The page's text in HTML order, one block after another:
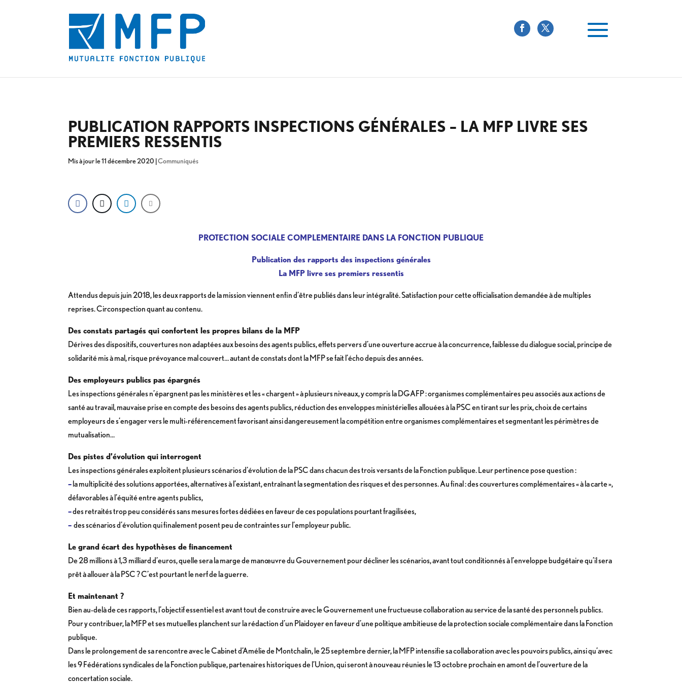
PUBLICATION RAPPORTS INSPECTIONS GÉNÉRALES – LA MFP LIVRE SES
PREMIERS RESSENTIS
Mis à jour le 11 décembre 2020 |Communiqués
PROTECTION SOCIALE COMPLEMENTAIRE DANS LA FONCTION PUBLIQUE
Publication des rapports des inspections générales
La MFP livre ses premiers ressentis
Attendus depuis juin 2018, les deux rapports de la mission viennent enfin d’être publiés dans leur intégralité. Satisfaction pour cette officialisation demandée à de multiples
reprises. Circonspection quant au contenu.
Des constats partagés qui confortent les propres bilans de la MFP
Dérives des dispositifs, couvertures non adaptées aux besoins des agents publics, effets pervers d’une ouverture accrue à la concurrence, faiblesse du dialogue social, principe de
solidarité mis à mal, risque prévoyance mal couvert… autant de constats dont la MFP se fait l’écho depuis des années.
Des employeurs publics pas épargnés
Les inspections générales n’épargnent pas les ministères et les « chargent » à plusieurs niveaux, y compris la DGAFP : organismes complémentaires peu associés aux actions de
santé au travail, mauvaise prise en compte des besoins des agents publics, réduction des enveloppes ministérielles allouées à la PSC en tirant sur les prix, choix de certains
employeurs de s’engager vers le multi-référencement favorisant ainsi dangereusement la compétition entre organismes complémentaires et segmentant les périmètres de
mutualisation…
Des pistes d’évolution qui interrogent
Les inspections générales exploitent plusieurs scénarios d’évolution de la PSC dans chacun des trois versants de la Fonction publique. Leur pertinence pose question :
–la multiplicité des solutions apportées, alternatives à l’existant, entraînant la segmentation des risques et des personnes. Au final : des couvertures complémentaires « à la carte »,
défavorables à l’équité entre agents publics,
–des retraités trop peu considérés sans mesures fortes dédiées en faveur de ces populations pourtant fragilisées,
– des scénarios d’évolution qui finalement posent peu de contraintes sur l’employeur public.
Le grand écart des hypothèses de financement
De 28 millions à 1,3 milliard d’euros, quelle sera la marge de manœuvre du Gouvernement pour décliner les scénarios, avant tout conditionnés à l’enveloppe budgétaire qu’il sera
prêt à allouer à la PSC ? C’est pourtant le nerf de la guerre.
Et maintenant ?
Bien au-delà de ces rapports, l’objectif essentiel est avant tout de construire avec le Gouvernement une fructueuse collaboration au service de la santé des personnels publics.
Pour y contribuer, la MFP et ses mutuelles planchent sur la rédaction d’un Plaidoyer en faveur d’une politique ambitieuse de la protection sociale complémentaire dans la Fonction
publique.
Dans le prolongement de sa rencontre avec le Cabinet d’Amélie de Montchalin, le 25 septembre dernier, la MFP intensifie sa collaboration avec les pouvoirs publics, ainsi qu’avec
les 9 Fédérations syndicales de la Fonction publique, partenaires historiques de l’Union, qui seront à nouveau réunies le 13 octobre prochain en amont de l’ouverture de la
concertation sociale.